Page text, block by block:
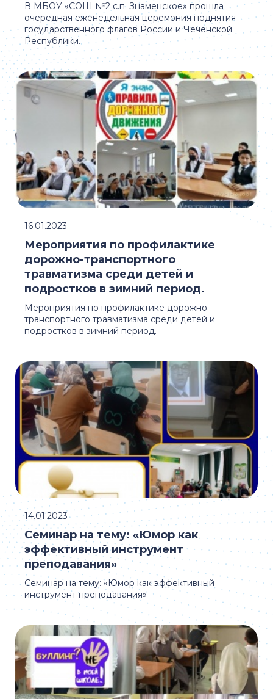
В МБОУ «СОШ №2 с.п. Знаменское» прошла
очередная еженедельная церемония поднятия
государственного флагов России и Чеченской
Республики.
Мероприятия по профилактике дорожно-
транспортного травматизма среди детей и
подростков в зимний период.
Мероприятия по профилактике
дорожно-транспортного
травматизма среди детей и
подростков в зимний период.
16.01.2023
Семинар на тему: «Юмор как эффективный
инструмент преподавания»
Семинар на тему: «Юмор как
эффективный инструмент
преподавания»
14.01.2023